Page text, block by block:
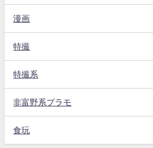
漫画
特撮
特撮系
非富野系プラモ
食玩